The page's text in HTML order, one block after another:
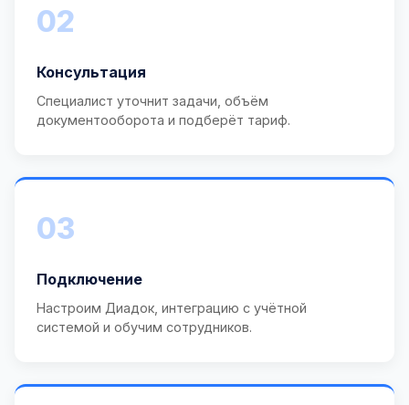
02
Консультация
Специалист уточнит задачи, объём
документооборота и подберёт тариф.
03
Подключение
Настроим Диадок, интеграцию с учётной
системой и обучим сотрудников.